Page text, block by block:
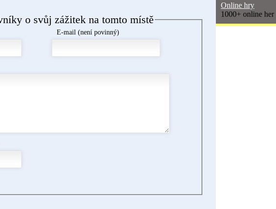
o svůj zážitek na tomto místě
E-mail (není povinný)
Online hry
1000+ online her